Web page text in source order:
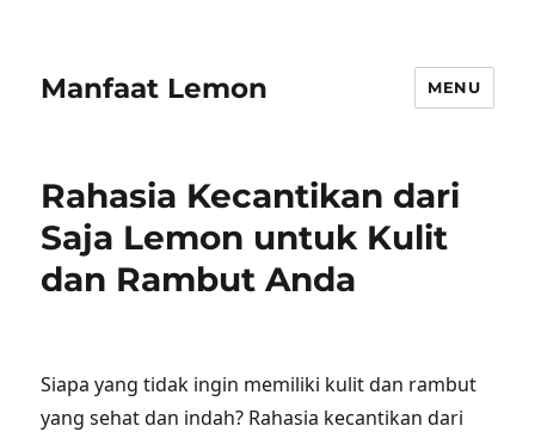
Manfaat Lemon MENU
Rahasia Kecantikan dari
Saja Lemon untuk Kulit
dan Rambut Anda
Siapa yang tidak ingin memiliki kulit dan rambut
yang sehat dan indah? Rahasia kecantikan dari